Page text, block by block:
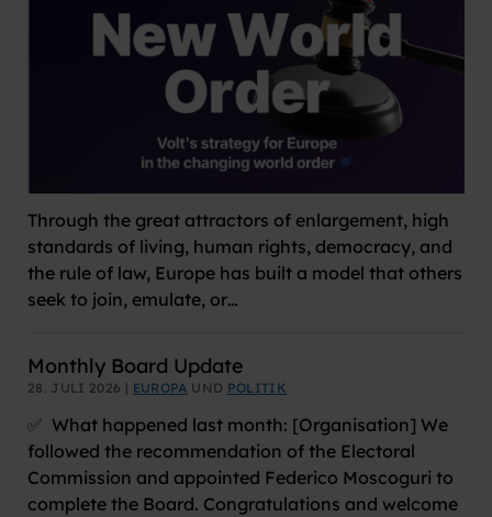
Through the great attractors of enlargement, high
standards of living, human rights, democracy, and
the rule of law, Europe has built a model that others
seek to join, emulate, or…
Monthly Board Update
28. JULI 2026 | EUROPA UND POLITIK
✅ What happened last month: [Organisation] We
followed the recommendation of the Electoral
Commission and appointed Federico Moscoguri to
complete the Board. Congratulations and welcome